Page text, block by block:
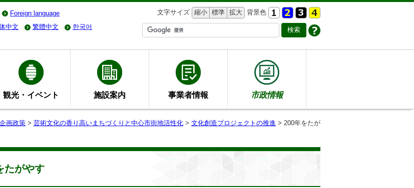
Foreign language 文字サイズ 縮小 標準 拡大 背景色
中文 繁體中文 한국어
観光・イベント 施設案内 事業者情報 市政情報
企画政策 > 芸術文化の香り高いまちづくりと中心市街地活性化 > 文化創造プロジェクトの推進 > 200年をたが
たがやす